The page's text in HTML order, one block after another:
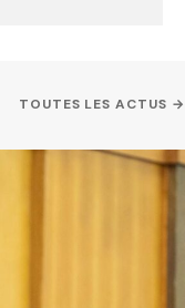
TOUTES LES ACTUS →